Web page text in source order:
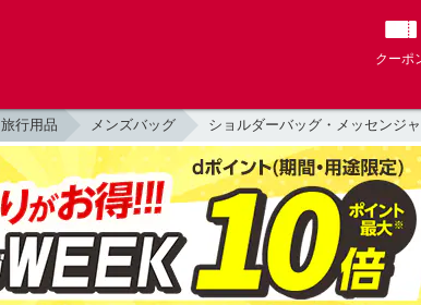
クーポ
旅行用品 メンズバッグ ショルダーバッグ・メッセンジ